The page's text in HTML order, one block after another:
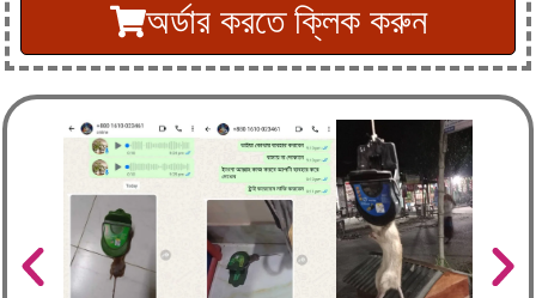
অর্ডার করতে ক্লিক করুন